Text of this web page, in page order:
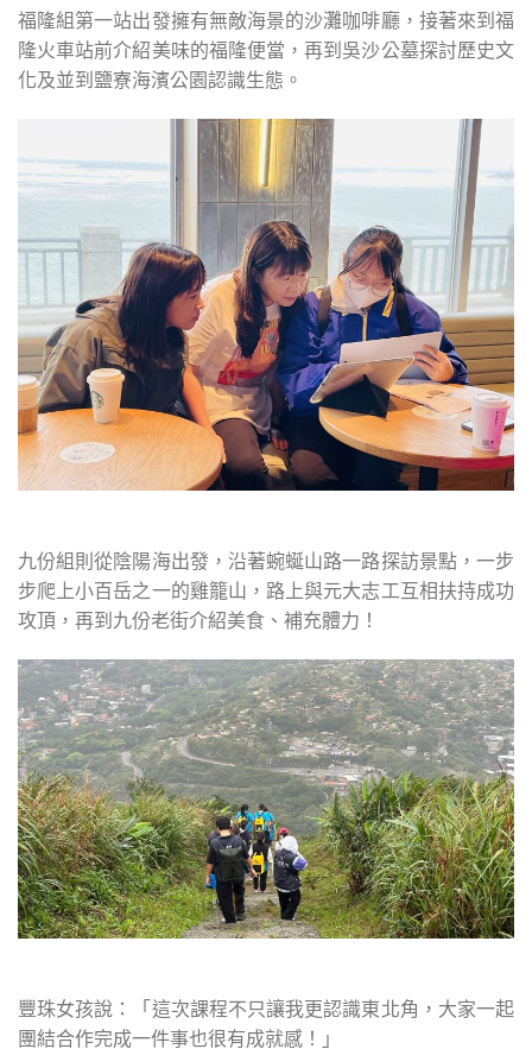
福隆組第一站出發擁有無敵海景的沙灘咖啡廳，接著來到福
隆火車站前介紹美味的福隆便當，再到吳沙公墓探討歷史文
化及並到鹽寮海濱公園認識生態。
九份組則從陰陽海出發，沿著蜿蜒山路一路探訪景點，一步
步爬上小百岳之一的雞籠山，路上與元大志工互相扶持成功
攻頂，再到九份老街介紹美食、補充體力！
豐珠女孩說：「這次課程不只讓我更認識東北角，大家一起
團結合作完成一件事也很有成就感！」